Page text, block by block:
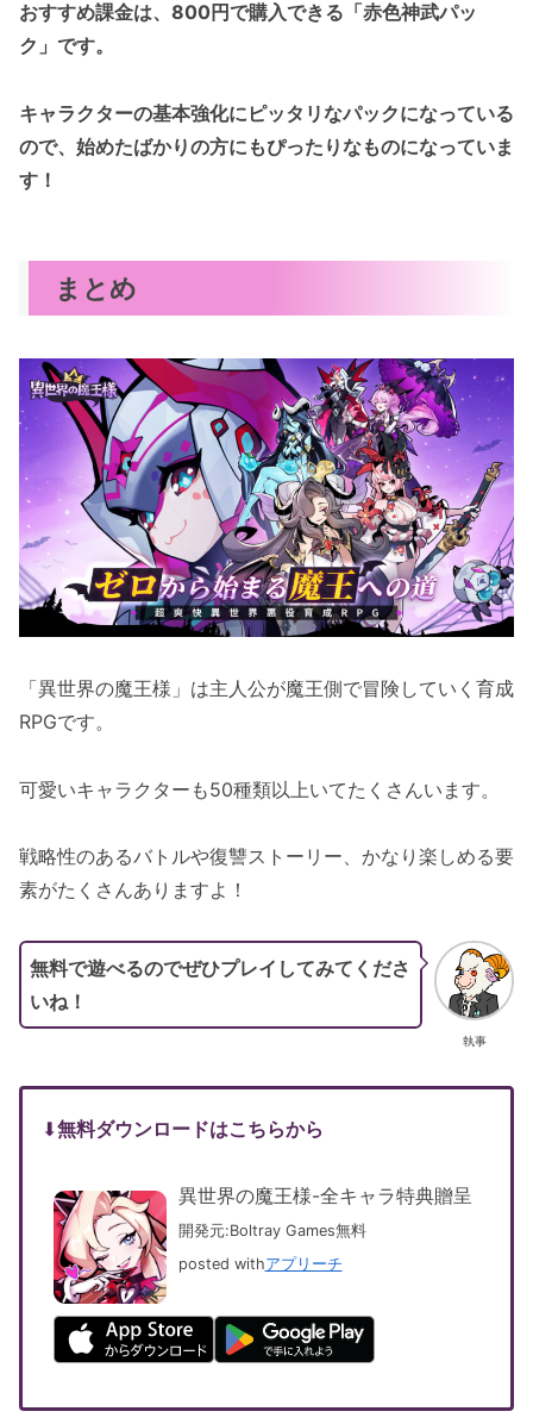
おすすめ課金は、800円で購入できる「赤色神武パッ
ク」です。
キャラクターの基本強化にピッタリなパックになっている
ので、始めたばかりの方にもぴったりなものになっていま
す！
まとめ
「異世界の魔王様」は主人公が魔王側で冒険していく育成
RPGです。
可愛いキャラクターも50種類以上いてたくさんいます。
戦略性のあるバトルや復讐ストーリー、かなり楽しめる要
素がたくさんありますよ！
執事
無料で遊べるのでぜひプレイしてみてくださ
いね！
⬇︎無料ダウンロードはこちらから
異世界の魔王様-全キャラ特典贈呈
開発元:Boltray Games無料
posted withアプリーチ